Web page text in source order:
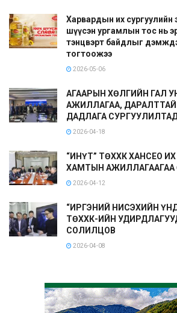
Харвардын их сургуулийн
шүүсэн ургамлын тос нь
тэнцвэрт байдлыг
тогтоожээ
2026-05-06
АГААРЫН ХӨЛГИЙН ГАЛ
АЖИЛЛАГАА, ДАРАЛТТАЙ
ДАДЛАГА
2026-04-18
“ИНҮТ” ТӨХХК ХАНСЕО
ХАМТЫН
2026-04-12
“ИРГЭНИЙ НИСЭХИЙН
ТӨХХК-ИЙН
СОЛИЛЦОВ
2026-04-08